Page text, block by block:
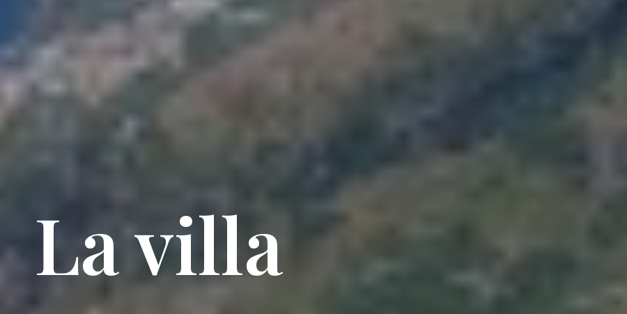
La villa